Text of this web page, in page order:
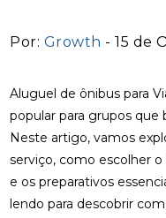
Por: Growth - 15 de
Aluguel de ônibus para
popular para grupos
Neste artigo, vamos
serviço, como escolher
e os preparativos
lendo para descobrir